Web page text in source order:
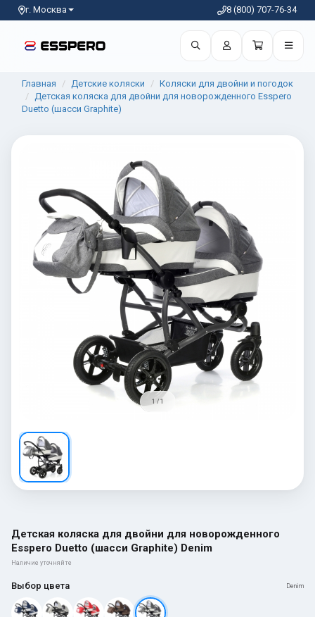
г. Москва 8 (800) 707-76-34
Главная Детские коляски
Коляски для двойни и погодок
Детская коляска для двойни для новорожденного Esspero
Duetto (шасси Graphite)
1 / 1
Детская коляска для двойни для новорожденного
Esspero Duetto (шасси Graphite) Denim
Наличие уточняйте
Выбор цвета Denim